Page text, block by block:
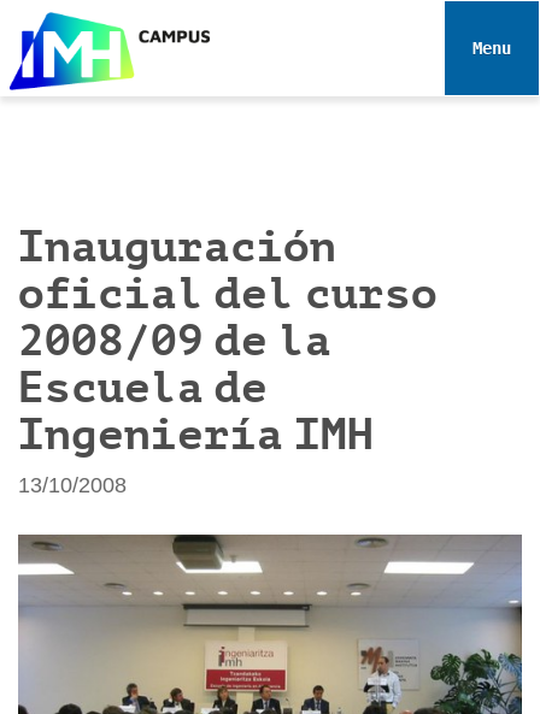
e
Toggle
Inauguración
oficial del curso
2008/09 de la
Escuela de
Ingeniería IMH
13/10/2008